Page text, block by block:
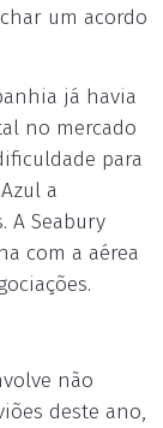
um acordo
já havia
no mercado
para
a
A Seabury
com a aérea
não
deste ano,